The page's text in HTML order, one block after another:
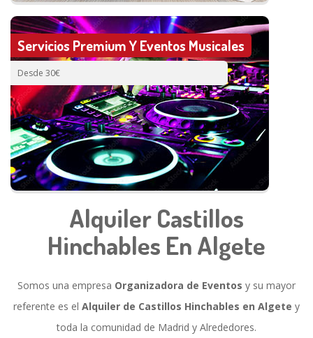
Servicios Premium Y Eventos Musicales
Desde 30€
Alquiler Castillos
Hinchables En Algete
Somos una empresa Organizadora de Eventos y su mayor
referente es el Alquiler de Castillos Hinchables en Algete y
toda la comunidad de Madrid y Alrededores.